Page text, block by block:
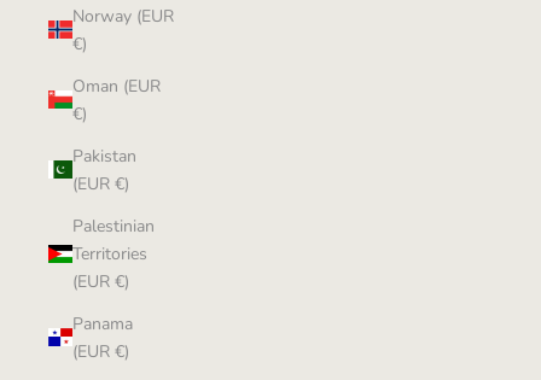
Norway (EUR
€)
Oman (EUR
€)
Pakistan
(EUR €)
Palestinian
Territories
(EUR €)
Panama
(EUR €)